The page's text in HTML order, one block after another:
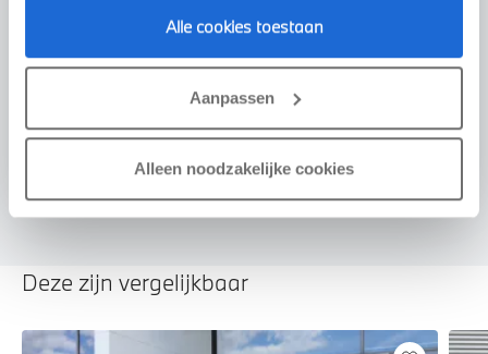
Alle cookies toestaan
Aanpassen
Alleen noodzakelijke cookies
Voorstel aanvragen
U vertelt meer over uw auto
We verrekenen de waarde van uw auto
Deze zijn vergelijkbaar